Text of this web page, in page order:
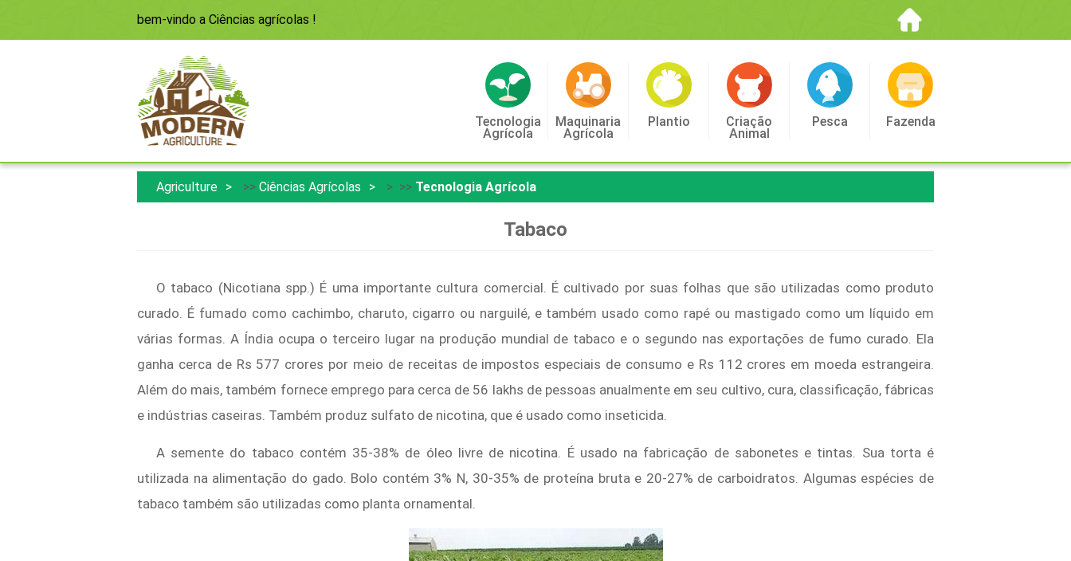
bem-vindo a Ciências agrícolas !
Tecnologia
Agrícola
Maquinaria
Agrícola
Plantio Criação
Animal
Pesca Fazenda
Agriculture >> Ciências Agrícolas > >> Tecnologia Agrícola
Tabaco
O tabaco (Nicotiana spp.) É uma importante cultura comercial. É cultivado por suas folhas que são utilizadas como produto
curado. É fumado como cachimbo, charuto, cigarro ou narguilé, e também usado como rapé ou mastigado como um líquido em
várias formas. A Índia ocupa o terceiro lugar na produção mundial de tabaco e o segundo nas exportações de fumo curado. Ela
ganha cerca de Rs 577 crores por meio de receitas de impostos especiais de consumo e Rs 112 crores em moeda estrangeira.
Além do mais, também fornece emprego para cerca de 56 lakhs de pessoas anualmente em seu cultivo, cura, classificação, fábricas
e indústrias caseiras. Também produz sulfato de nicotina, que é usado como inseticida.
A semente do tabaco contém 35-38% de óleo livre de nicotina. É usado na fabricação de sabonetes e tintas. Sua torta é
utilizada na alimentação do gado. Bolo contém 3% N, 30-35% de proteína bruta e 20-27% de carboidratos. Algumas espécies de
tabaco também são utilizadas como planta ornamental.